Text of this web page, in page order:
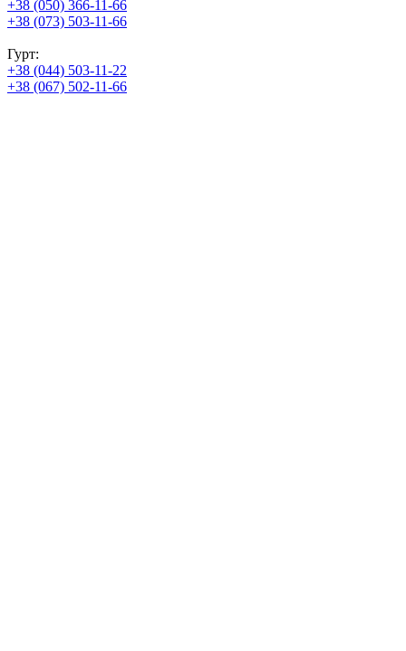
+38 (050) 366-11-66
+38 (073) 503-11-66
Гурт:
+38 (044) 503-11-22
+38 (067) 502-11-66